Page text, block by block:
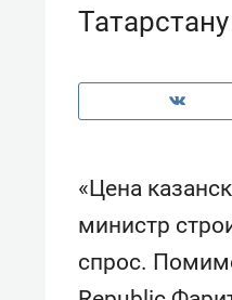
«Цена
министр
спрос.
Как ГК «МИР
создают
комфорта